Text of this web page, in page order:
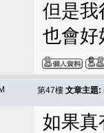
但是我
也會好
第47樓 文章主題:
如果真